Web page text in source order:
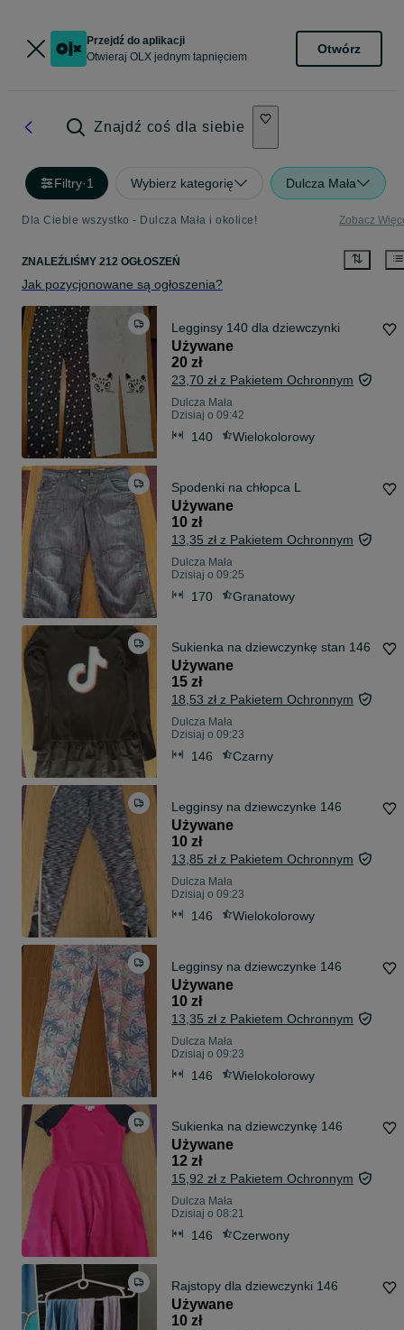
Przejdź do aplikacji
Otwieraj OLX jednym tapnięciem
Otwórz
Znajdź coś dla siebie
Filtry·1 Wybierz kategorię Dulcza Mała
Dla Ciebie wszystko - Dulcza Mała i okolice! Zobacz
ZNALEŹLIŚMY 212 OGŁOSZEŃ
Jak pozycjonowane są ogłoszenia?
Legginsy 140 dla dziewczynki
Używane
20 zł
23,70 zł z Pakietem Ochronnym
Dulcza Mała
Dzisiaj o 09:42
140 Wielokolorowy
Spodenki na chłopca L
Używane
10 zł
13,35 zł z Pakietem Ochronnym
Dulcza Mała
Dzisiaj o 09:25
170 Granatowy
Sukienka na dziewczynkę stan 146
Używane
15 zł
18,53 zł z Pakietem Ochronnym
Dulcza Mała
Dzisiaj o 09:23
146 Czarny
Legginsy na dziewczynke 146
Używane
10 zł
13,85 zł z Pakietem Ochronnym
Dulcza Mała
Dzisiaj o 09:23
146 Wielokolorowy
Legginsy na dziewczynke 146
Używane
10 zł
13,35 zł z Pakietem Ochronnym
Dulcza Mała
Dzisiaj o 09:23
146 Wielokolorowy
Sukienka na dziewczynkę 146
Używane
12 zł
15,92 zł z Pakietem Ochronnym
Dulcza Mała
Dzisiaj o 08:21
146 Czerwony
Rajstopy dla dziewczynki 146
Używane
10 zł